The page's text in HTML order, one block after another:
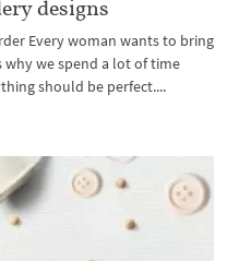
designs
Every woman wants to bring
why we spend a lot of time
should be perfect....